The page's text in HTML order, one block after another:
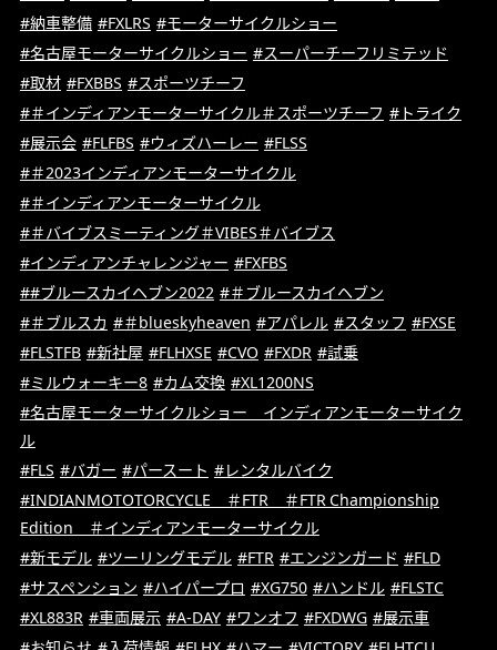
#納車整備 #FXLRS #モーターサイクルショー
#名古屋モーターサイクルショー #スーパーチーフリミテッド
#取材 #FXBBS #スポーツチーフ
#＃インディアンモーターサイクル＃スポーツチーフ #トライク
#展示会 #FLFBS #ウィズハーレー #FLSS
#＃2023インディアンモーターサイクル
#＃インディアンモーターサイクル
#＃バイブスミーティング＃VIBES＃バイブス
#インディアンチャレンジャー #FXFBS
##ブルースカイヘブン2022 #＃ブルースカイヘブン
#＃ブルスカ #＃blueskyheaven #アパレル #スタッフ #FXSE
#FLSTFB #新社屋 #FLHXSE #CVO #FXDR #試乗
#ミルウォーキー8 #カム交換 #XL1200NS
#名古屋モーターサイクルショー インディアンモーターサイク
ル
#FLS #バガー #パースート #レンタルバイク
#INDIANMOTOTORCYCLE ＃FTR ＃FTR Championship
Edition ＃インディアンモーターサイクル
#新モデル #ツーリングモデル #FTR #エンジンガード #FLD
#サスペンション #ハイパープロ #XG750 #ハンドル #FLSTC
#XL883R #車両展示 #A-DAY #ワンオフ #FXDWG #展示車